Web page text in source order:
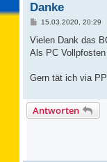
Danke
B
i
r
15.03.2020, 20:29
Vielen Dank das
Als PC
Gern tät ich via
Antworten